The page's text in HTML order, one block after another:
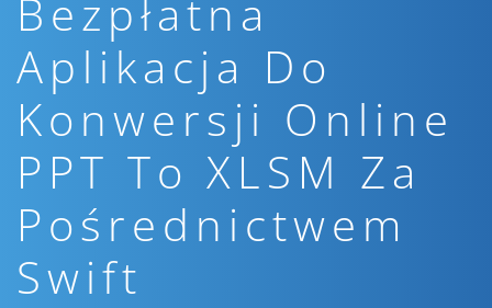
Bezpłatna
Aplikacja Do
Konwersji Online
PPT To XLSM Za
Pośrednictwem
Swift